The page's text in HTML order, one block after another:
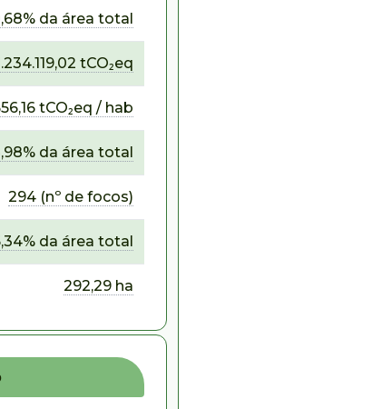
da área total
tCO₂eq
tCO₂eq / hab
da área total
294 (nº de focos)
da área total
292,29 ha